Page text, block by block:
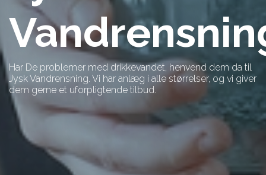
Har De problemer med drikkevandet, henvend dem da til
Jysk Vandrensning. Vi har anlæg i alle størrelser, og vi giver
dem gerne et uforpligtende tilbud.